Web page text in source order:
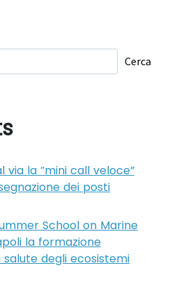
Cerca
via la “mini call veloce”
dei posti
School on Marine
la formazione
degli ecosistemi